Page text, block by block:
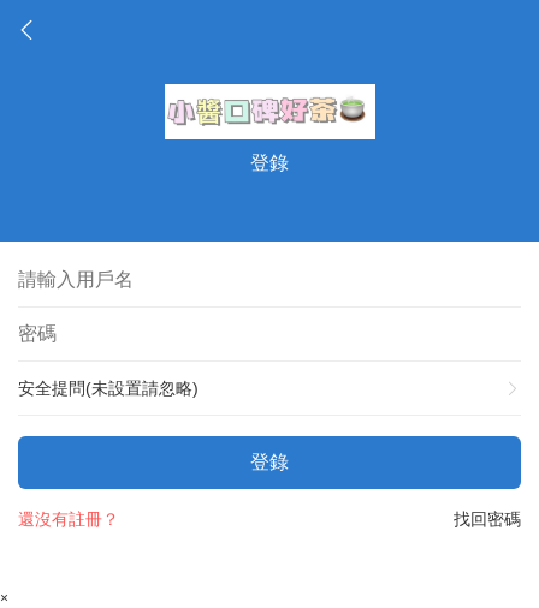
登錄
安全提問(未設置請忽略)
登錄
找回密碼
還沒有註冊？
×